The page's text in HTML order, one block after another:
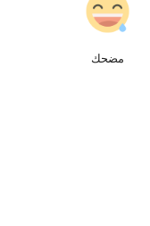
مضحك